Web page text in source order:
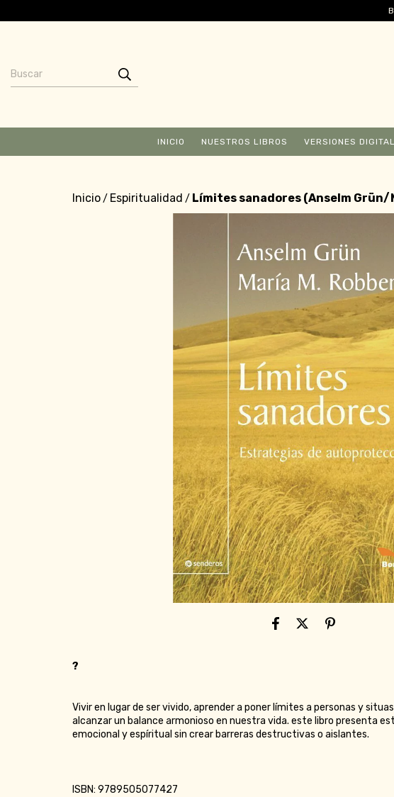
INICIO NUESTROS LIBROS VERSIONES
Inicio/ Espiritualidad / Límites sanadores (Anselm Grün/
?
Vivir en lugar de ser vivido, aprender a poner límites a personas y
alcanzar un balance armonioso en nuestra vida. este libro presenta
emocional y espíritual sin crear barreras destructivas o aislantes.
ISBN: 9789505077427